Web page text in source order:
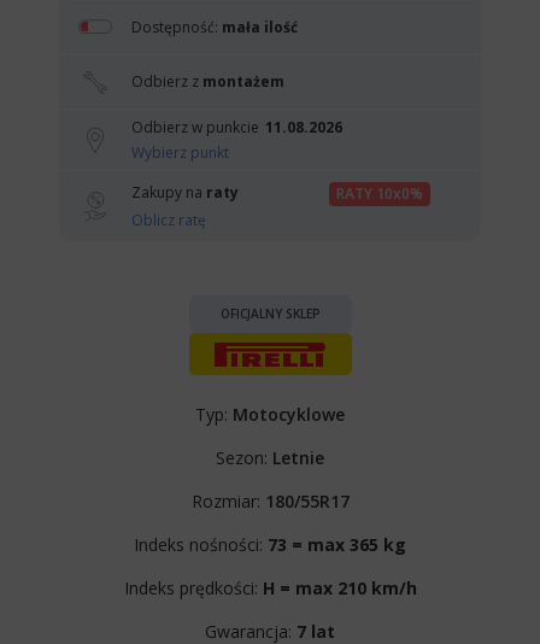
Dostępność: mała ilość
Odbierz z montażem
Odbierz w punkcie 11.08.2026
Wybierz punkt
Zakupy na raty
RATY 10x0%
Oblicz ratę
OFICJALNY SKLEP
Typ: Motocyklowe
Sezon: Letnie
Rozmiar: 180/55R17
Indeks nośności: 73 = max 365 kg
Indeks prędkości: H = max 210 km/h
Gwarancja: 7 lat